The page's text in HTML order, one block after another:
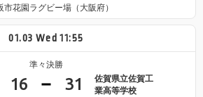
市花園ラグビー場（大阪府）
01.03 Wed 11:55
準々決勝
16 31
佐賀県立佐賀工
業高等学校